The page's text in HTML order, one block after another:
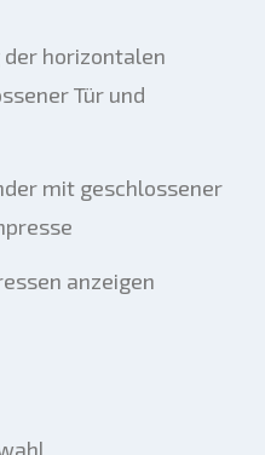
horizontalen
Tür und
mit geschlossener
anzeigen